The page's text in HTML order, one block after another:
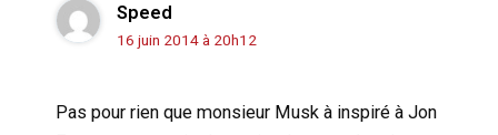
Speed
16 juin 2014 à 20h12
Pas pour rien que monsieur Musk à inspiré à Jon